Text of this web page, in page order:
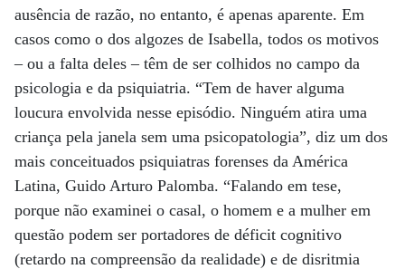
ausência de razão, no entanto, é apenas aparente. Em
casos como o dos algozes de Isabella, todos os motivos
– ou a falta deles – têm de ser colhidos no campo da
psicologia e da psiquiatria. “Tem de haver alguma
loucura envolvida nesse episódio. Ninguém atira uma
criança pela janela sem uma psicopatologia”, diz um dos
mais conceituados psiquiatras forenses da América
Latina, Guido Arturo Palomba. “Falando em tese,
porque não examinei o casal, o homem e a mulher em
questão podem ser portadores de déficit cognitivo
(retardo na compreensão da realidade) e de disritmia